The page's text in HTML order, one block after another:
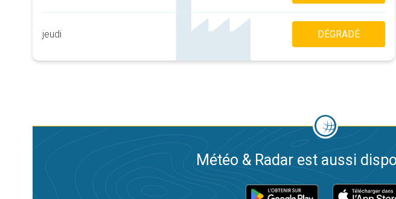
jeudi DÉGRADÉ
Météo & Radar est aussi